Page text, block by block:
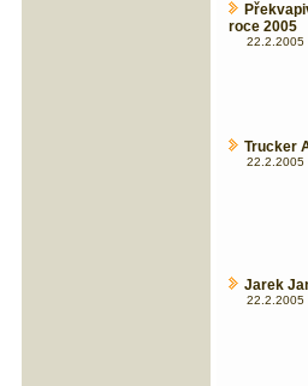
roce 2005
22.2.2005
Trucker
22.2.2005
Jarek
22.2.2005